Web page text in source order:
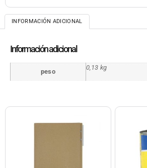
INFORMACIÓN ADICIONAL
Información adicional
peso
0,13 kg